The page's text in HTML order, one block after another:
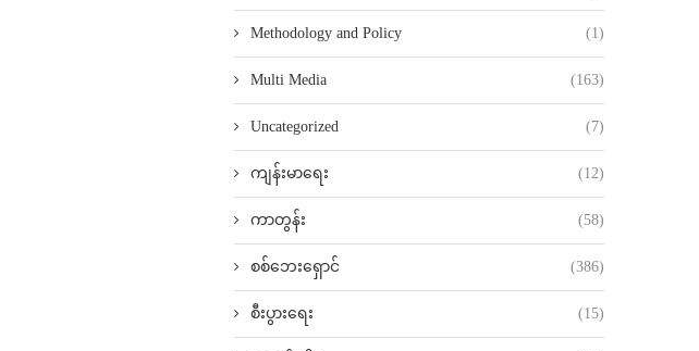
Methodology and Policy (1)
Multi Media (163)
Uncategorized (7)
ကျန်းမာရေး (12)
ကာတွန်း (58)
စစ်ဘေးရှောင် (386)
စီးပွားရေး (15)